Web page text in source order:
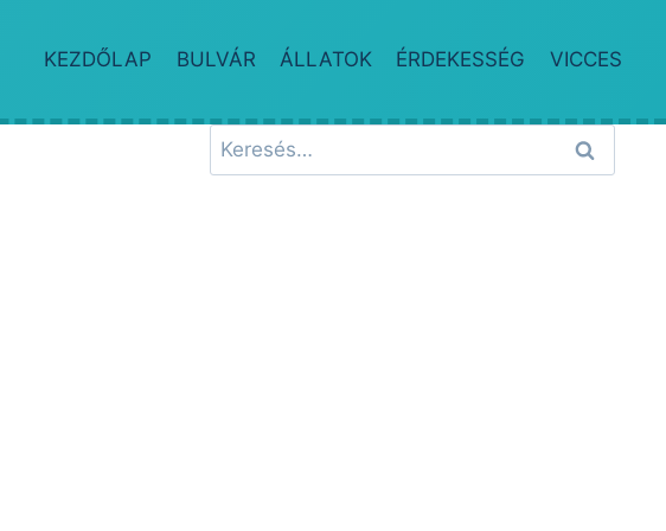
KEZDŐLAP BULVÁR ÁLLATOK ÉRDEKESSÉG VICCES
Keresés: